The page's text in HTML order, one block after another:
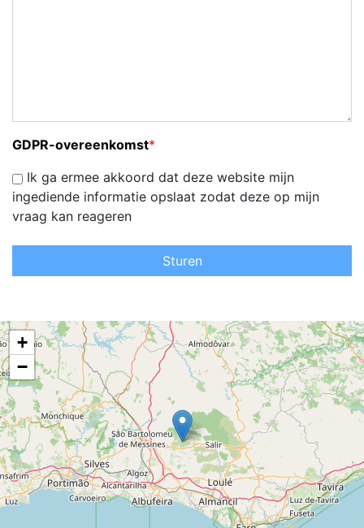
GDPR-overeenkomst*
Ik ga ermee akkoord dat deze website mijn
ingediende informatie opslaat zodat deze op mijn
vraag kan reageren
Sturen
+
−